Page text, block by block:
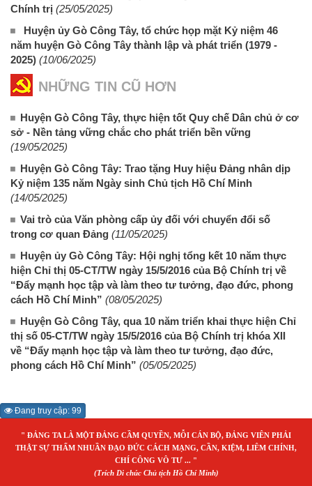
Chính trị (25/05/2025)
Huyện ủy Gò Công Tây, tổ chức họp mặt Kỷ niệm 46
năm huyện Gò Công Tây thành lập và phát triển (1979 -
2025) (10/06/2025)
NHỮNG TIN CŨ HƠN
Huyện Gò Công Tây, thực hiện tốt Quy chế Dân chủ ở cơ
sở - Nền tảng vững chắc cho phát triển bền vững
(19/05/2025)
Huyện Gò Công Tây: Trao tặng Huy hiệu Đảng nhân dịp
Kỷ niệm 135 năm Ngày sinh Chủ tịch Hồ Chí Minh
(14/05/2025)
Vai trò của Văn phòng cấp ủy đối với chuyển đổi số
trong cơ quan Đảng (11/05/2025)
Huyện ủy Gò Công Tây: Hội nghị tổng kết 10 năm thực
hiện Chỉ thị 05-CT/TW ngày 15/5/2016 của Bộ Chính trị về
“Đẩy mạnh học tập và làm theo tư tưởng, đạo đức, phong
cách Hồ Chí Minh” (08/05/2025)
Huyện Gò Công Tây, qua 10 năm triển khai thực hiện Chỉ
thị số 05-CT/TW ngày 15/5/2016 của Bộ Chính trị khóa XII
về “Đẩy mạnh học tập và làm theo tư tưởng, đạo đức,
phong cách Hồ Chí Minh” (05/05/2025)
Đang truy cập: 99
" ĐẢNG TA LÀ MỘT ĐẢNG CẦM QUYỀN, MỖI CÁN BỘ, ĐẢNG VIÊN PHẢI
THẬT SỰ THẤM NHUẦN ĐẠO ĐỨC CÁCH MẠNG, CẦN, KIỆM, LIÊM CHÍNH,
CHÍ CÔNG VÔ TƯ ... "
(Trích Di chúc Chủ tịch Hồ Chí Minh)